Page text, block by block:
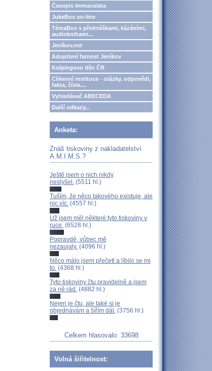
Časopis Immaculata
JukeBox on-line
TémaBox s přednáškami, kázáními,
audioknihami...
Jeníkov.net
Adoptivní farnost Jeníkov
Kolpingovo dílo ČR
Církevní restituce - otázky, odpovědi,
fakta, čísla....
Vyhledávač ABECEDA
Další odkazy...
Anketa:
Znáš tiskoviny z nakladatelství
A.M.I.M.S.?
Ještě jsem o nich nikdy
neslyšel. (5511 hl.)
Tuším, že něco takového existuje, ale
nic víc. (4557 hl.)
Už jsem měl některé tyto tiskoviny v
ruce. (6528 hl.)
Popravdě, vůbec mě
nezaujaly. (4096 hl.)
Něco málo jsem přečetl a líbilo se mi
to. (4368 hl.)
Tyto tiskoviny čtu pravidelně a jsem
za ně rád. (4882 hl.)
Nejen je čtu, ale také si je
objednávám a šířím dál. (3756 hl.)
Celkem hlasovalo: 33698
Volná šiřitelnost: